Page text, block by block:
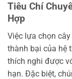
Tiêu Chí
Hợp
Việc lựa chọn
thành bại của hệ
thích nghi được
hạn. Đặc biệt,